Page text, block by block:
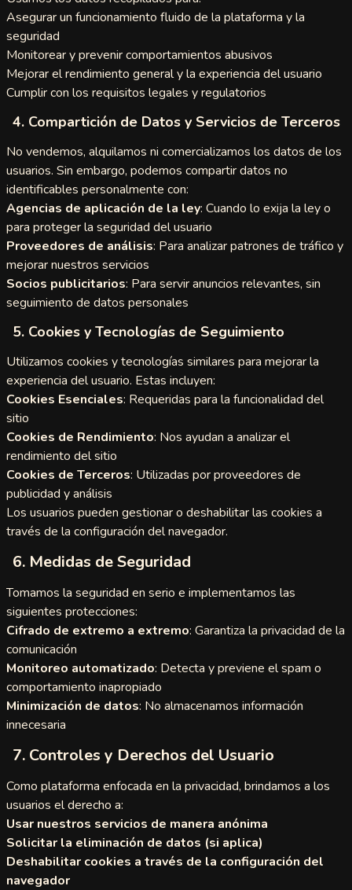
Asegurar un funcionamiento fluido de la plataforma y la
seguridad
Monitorear y prevenir comportamientos abusivos
Mejorar el rendimiento general y la experiencia del usuario
Cumplir con los requisitos legales y regulatorios
4. Compartición de Datos y Servicios de Terceros
No vendemos, alquilamos ni comercializamos los datos de los
usuarios. Sin embargo, podemos compartir datos no
identificables personalmente con:
Agencias de aplicación de la ley: Cuando lo exija la ley o
para proteger la seguridad del usuario
Proveedores de análisis: Para analizar patrones de tráfico y
mejorar nuestros servicios
Socios publicitarios: Para servir anuncios relevantes, sin
seguimiento de datos personales
5. Cookies y Tecnologías de Seguimiento
Utilizamos cookies y tecnologías similares para mejorar la
experiencia del usuario. Estas incluyen:
Cookies Esenciales: Requeridas para la funcionalidad del
sitio
Cookies de Rendimiento: Nos ayudan a analizar el
rendimiento del sitio
Cookies de Terceros: Utilizadas por proveedores de
publicidad y análisis
Los usuarios pueden gestionar o deshabilitar las cookies a
través de la configuración del navegador.
6. Medidas de Seguridad
Tomamos la seguridad en serio e implementamos las
siguientes protecciones:
Cifrado de extremo a extremo: Garantiza la privacidad de la
comunicación
Monitoreo automatizado: Detecta y previene el spam o
comportamiento inapropiado
Minimización de datos: No almacenamos información
innecesaria
7. Controles y Derechos del Usuario
Como plataforma enfocada en la privacidad, brindamos a los
usuarios el derecho a:
Usar nuestros servicios de manera anónima
Solicitar la eliminación de datos (si aplica)
Deshabilitar cookies a través de la configuración del
navegador
Omegle